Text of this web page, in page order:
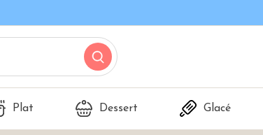
Plat Dessert Glacé